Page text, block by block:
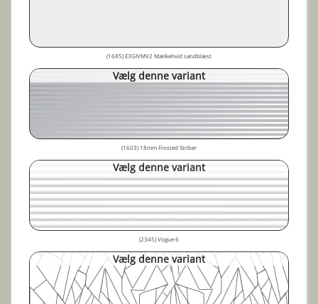
(1685) E3GIVMV2 Mælkehvid sandblæst
Vælg denne variant
(1603) 18mm Frosted Striber
Vælg denne variant
(2345) Vogue 6
Vælg denne variant